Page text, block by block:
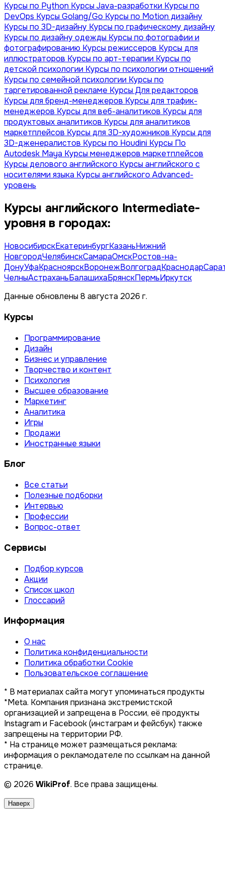
Курсы по Python Курсы Java-разработки Курсы по
DevOps Курсы Golang/Go Курсы по Motion дизайну
Курсы по 3D-дизайну Курсы по графическому дизайну
Курсы по дизайну одежды Курсы по фотографии и
фотографированию Курсы режиссеров Курсы для
иллюстраторов Курсы по арт-терапии Курсы по
детской психологии Курсы по психологии отношений
Курсы по семейной психологии Курсы по
таргетированной рекламе Курсы Для редакторов
Курсы для бренд-менеджеров Курсы для трафик-
менеджеров Курсы для веб-аналитиков Курсы для
продуктовых аналитиков Курсы для аналитиков
маркетплейсов Курсы для 3D-художников Курсы для
3D-дженералистов Курсы по Houdini Курсы По
Autodesk Maya Курсы менеджеров маркетплейсов
Курсы делового английского Курсы английского с
носителями языка Курсы английского Advanced-
уровень
Курсы английского Intermediate-
уровня в городах:
НовосибирскЕкатеринбургКазаньНижний
НовгородЧелябинскСамараОмскРостов-на-
ДонуУфаКрасноярскВоронежВолгоградКраснодар
ЧелныАстраханьБалашихаБрянскПермьИркутск
Данные обновлены 8 августа 2026 г.
Курсы
Программирование
Дизайн
Бизнес и управление
Творчество и контент
Психология
Высшее образование
Маркетинг
Аналитика
Игры
Продажи
Иностранные языки
Блог
Все статьи
Полезные подборки
Интервью
Профессии
Вопрос-ответ
Сервисы
Подбор курсов
Акции
Список школ
Глоссарий
Информация
О нас
Политика конфиденциальности
Политика обработки Cookie
Пользовательское соглашение
* В материалах сайта могут упоминаться продукты
*Meta. Компания признана экстремистской
организацией и запрещена в России, её продукты
Instagram и Facebook (инстаграм и фейсбук) также
запрещены на территории РФ.
* На странице может размещаться реклама:
информация о рекламодателе по ссылкам на данной
странице.
© 2026 WikiProf. Все права защищены.
Наверх